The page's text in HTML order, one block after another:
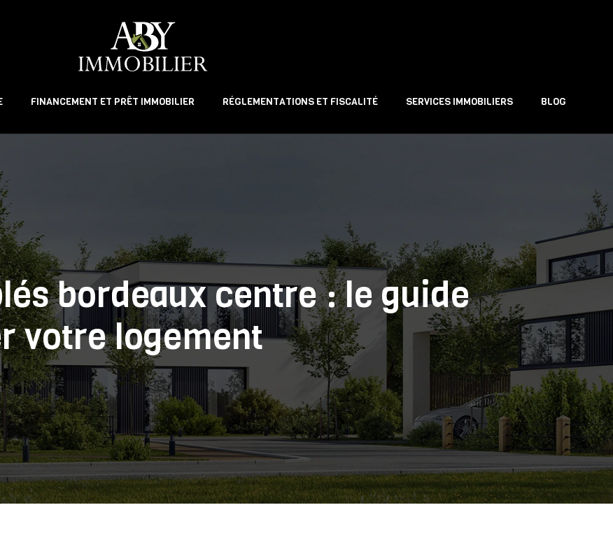
FINANCEMENT ET PRÊT IMMOBILIER RÉGLEMENTATIONS ET FISCALITÉ SERVICES IMMOBILIERS BLOG
bordeaux centre : le guide
votre logement